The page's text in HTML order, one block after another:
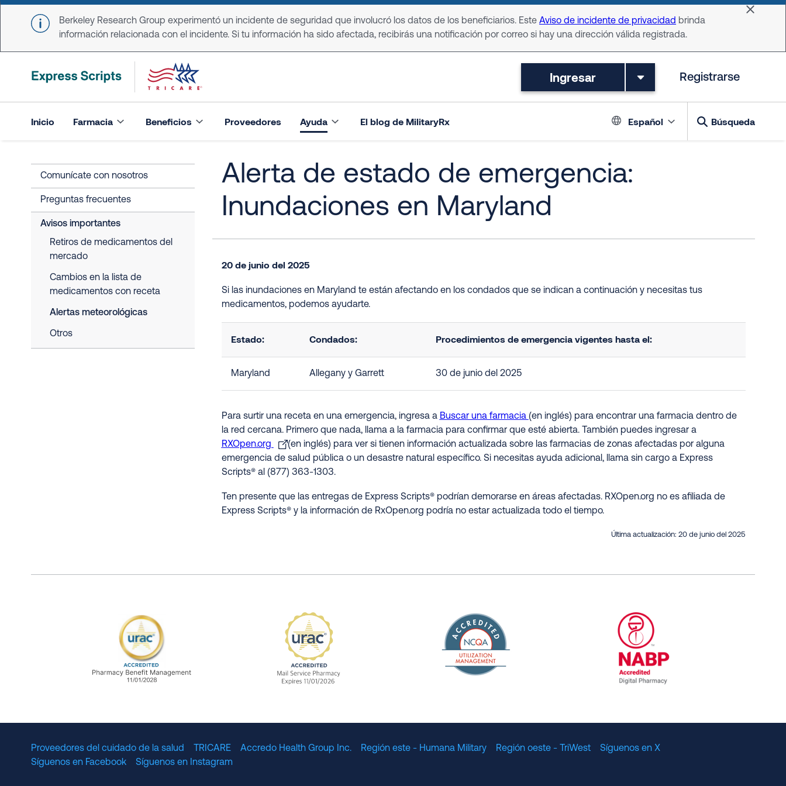
Skip to main content
Berkeley Research Group experimentó un incidente de seguridad que involucró los datos de los beneficiarios. Este Aviso de incidente de privacidad brinda
información relacionada con el incidente. Si tu información ha sido afectada, recibirás una notificación por correo si hay una dirección válida registrada.
Dismiss
Ingresar Registrarse
Inicio Farmacia Beneficios Proveedores Ayuda El blog de MilitaryRx Language
Español Búsqueda
Comunícate con nosotros
Preguntas frecuentes
Avisos importantes
Retiros de medicamentos del
mercado
Cambios en la lista de
medicamentos con receta
Alertas meteorológicas
Otros
Alerta de estado de emergencia:
Inundaciones en Maryland
20 de junio del 2025
Si las inundaciones en Maryland te están afectando en los condados que se indican a continuación y necesitas tus
medicamentos, podemos ayudarte.
Estado: Condados: Procedimientos de emergencia vigentes hasta el:
Maryland Allegany y Garrett 30 de junio del 2025
Para surtir una receta en una emergencia, ingresa a Buscar una farmacia (en inglés) para encontrar una farmacia dentro de
la red cercana. Primero que nada, llama a la farmacia para confirmar que esté abierta. También puedes ingresar a
RXOpen.org
(en inglés) para ver si tienen información actualizada sobre las farmacias de zonas afectadas por alguna
emergencia de salud pública o un desastre natural específico. Si necesitas ayuda adicional, llama sin cargo a Express
Scripts® al (877) 363-1303.
Ten presente que las entregas de Express Scripts® podrían demorarse en áreas afectadas. RXOpen.org no es afiliada de
Express Scripts® y la información de RxOpen.org podría no estar actualizada todo el tiempo.
Última actualización: 20 de junio del 2025
Proveedores del cuidado de la salud TRICARE Accredo Health Group Inc. Región este - Humana Military Región oeste - TriWest
Síguenos en X
Síguenos en Facebook
Síguenos en Instagram